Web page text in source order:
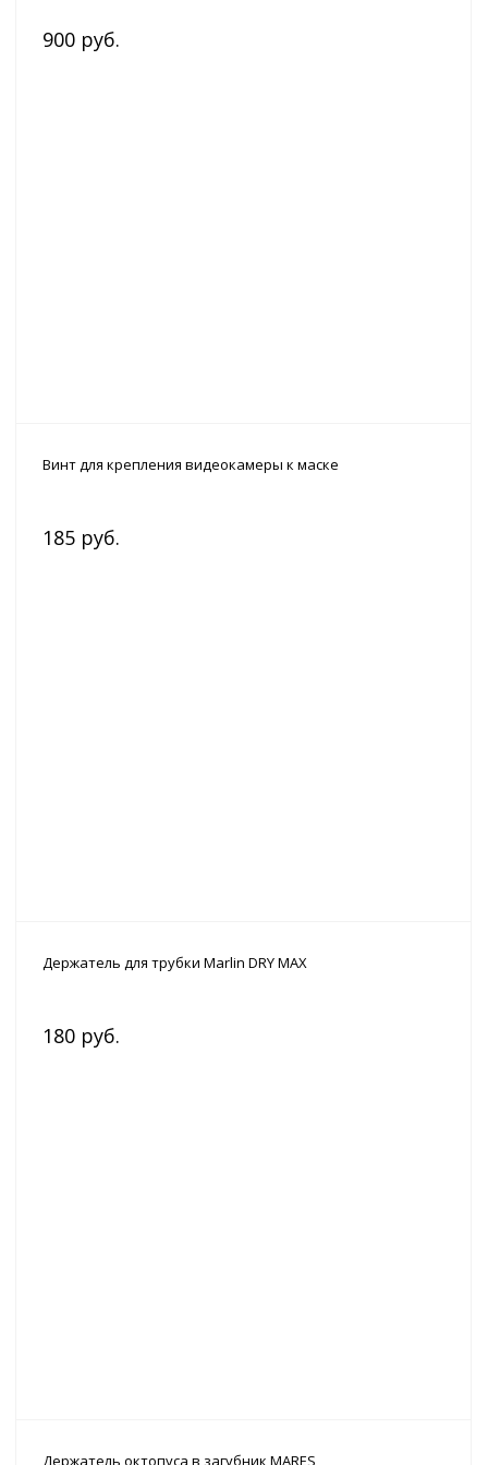
900 руб.
Винт для крепления видеокамеры к маске
185 руб.
Держатель для трубки Marlin DRY MAX
180 руб.
Держатель октопуса в загубник MARES